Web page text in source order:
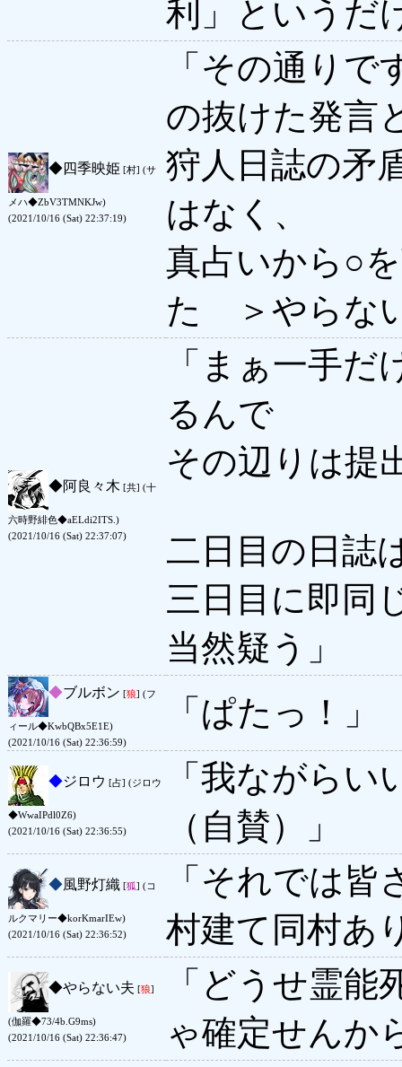
利」というだ
◆四季映姫 [村] (サ
メハ◆ZbV3TMNKJw)
(2021/10/16 (Sat) 22:37:19)
「その通り
の抜けた発言
狩人日誌の矛
はなく、
真占いから○
た ＞やらな
◆阿良々木 [共] (十
六時野緋色◆aELdi2ITS.)
(2021/10/16 (Sat) 22:37:07)
「まぁ一手
るんで
その辺りは提
二日目の日誌
三日目に即同
当然疑う」
◆ブルボン [狼] (フ
ィール◆KwbQBx5E1E)
(2021/10/16 (Sat) 22:36:59)
「ぱたっ！」
◆ジロウ [占] (ジロウ
◆WwaIPdl0Z6)
(2021/10/16 (Sat) 22:36:55)
「我ながら
（自賛）」
◆風野灯織 [狐] (コ
ルクマリー◆korKmarIEw)
(2021/10/16 (Sat) 22:36:52)
「それでは
村建て同村あ
◆やらない夫 [狼]
(伽羅◆73/4b.G9ms)
(2021/10/16 (Sat) 22:36:47)
「どうせ霊
ゃ確定せんか